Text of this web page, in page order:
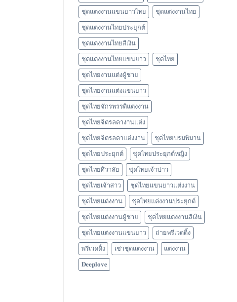
ชุดแต่งงานแขนยาวไทย ชุดแต่งงานไทย
ชุดแต่งงานไทยประยุกต์
ชุดแต่งงานไทยสีเงิน
ชุดแต่งงานไทยแขนยาว ชุดไทย
ชุดไทยงานแต่งผู้ชาย
ชุดไทยงานแต่งแขนยาว
ชุดไทยจักรพรรดิแต่งงาน
ชุดไทยจิตรลดางานแต่ง
ชุดไทยจิตรลดาแต่งงาน ชุดไทยบรมพิมาน
ชุดไทยประยุกต์ ชุดไทยประยุกต์หญิง
ชุดไทยศิวาลัย ชุดไทยเจ้าบ่าว
ชุดไทยเจ้าสาว ชุดไทยแขนยาวแต่งงาน
ชุดไทยแต่งงาน ชุดไทยแต่งงานประยุกต์
ชุดไทยแต่งงานผู้ชาย ชุดไทยแต่งงานสีเงิน
ชุดไทยแต่งงานแขนยาว ถ่ายพรีเวดดิ้ง
พรีเวดดิ้ง เช่าชุดแต่งงาน แต่งงาน
𝐃𝐞𝐞𝐩𝐥𝐨𝐯𝐞